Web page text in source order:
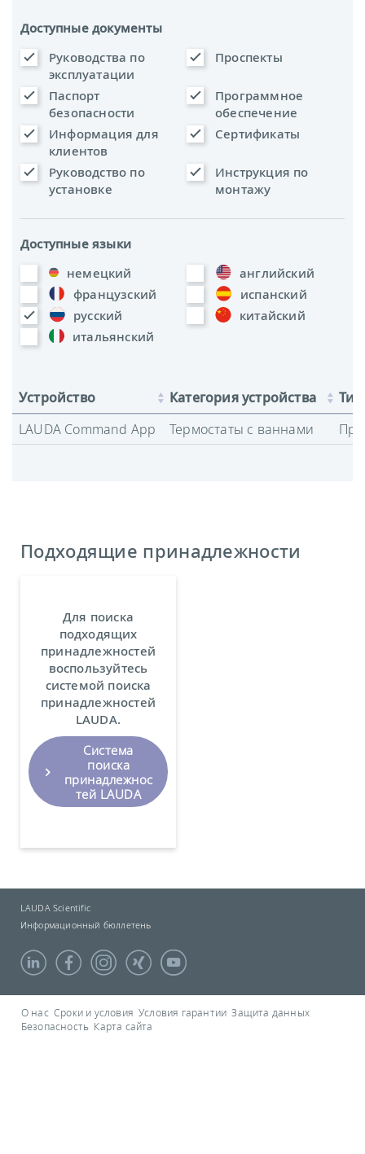
Доступные документы
Руководства по
эксплуатации
Проспекты
Паспорт
безопасности
Программное
обеспечение
Информация для
клиентов
Сертификаты
Руководство по
установке
Инструкция по
монтажу
Доступные языки
немецкий
английский
французский
испанский
русский
китайский
итальянский
Устройство Категория устройства
LAUDA Command App
Термостаты с ваннами
Подходящие принадлежности
Для поиска
подходящих
принадлежностей
воспользуйтесь
системой поиска
принадлежностей
LAUDA.
Система
поиска
принадлежнос
тей LAUDA
LAUDA Scientific
Информационный бюллетень
О нас Сроки и условия Условия гарантии Защита данных
Безопасность Карта сайта